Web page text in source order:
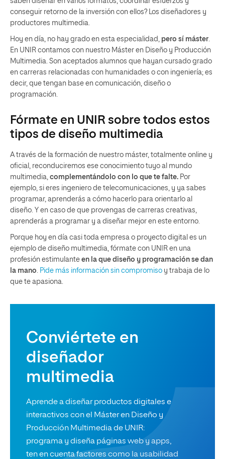
conseguir retorno de la inversión con ellos? Los diseñadores y
productores multimedia.
Hoy en día, no hay grado en esta especialidad, pero sí máster.
En UNIR contamos con nuestro Máster en Diseño y Producción
Multimedia. Son aceptados alumnos que hayan cursado grado
en carreras relacionadas con humanidades o con ingeniería; es
decir, que tengan base en comunicación, diseño o
programación.
Fórmate en UNIR sobre todos estos
tipos de diseño multimedia
A través de la formación de nuestro máster, totalmente online y
oficial, reconduciremos ese conocimiento tuyo al mundo
multimedia, complementándolo con lo que te falte. Por
ejemplo, si eres ingeniero de telecomunicaciones, y ya sabes
programar, aprenderás a cómo hacerlo para orientarlo al
diseño. Y en caso de que provengas de carreras creativas,
aprenderás a programar y a diseñar mejor en este entorno.
Porque hoy en día casi toda empresa o proyecto digital es un
ejemplo de diseño multimedia, fórmate con UNIR en una
profesión estimulante en la que diseño y programación se dan
la mano. Pide más información sin compromiso y trabaja de lo
que te apasiona.
Conviértete en
diseñador
multimedia
Aprende a diseñar productos digitales e
interactivos con el Máster en Diseño y
Producción Multimedia de UNIR:
programa y diseña páginas web y apps,
ten en cuenta factores como la usabilidad